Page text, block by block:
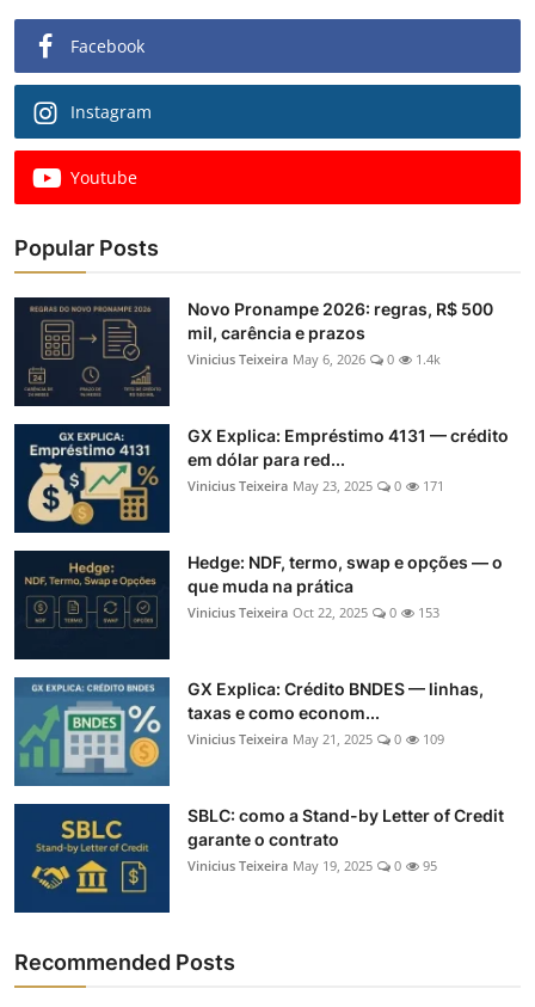
Facebook
Instagram
Youtube
Popular Posts
Novo Pronampe 2026: regras, R$ 500
mil, carência e prazos
Vinicius Teixeira May 6, 2026 0 1.4k
GX Explica: Empréstimo 4131 — crédito
em dólar para red...
Vinicius Teixeira May 23, 2025 0 171
Hedge: NDF, termo, swap e opções — o
que muda na prática
Vinicius Teixeira Oct 22, 2025 0 153
GX Explica: Crédito BNDES — linhas,
taxas e como econom...
Vinicius Teixeira May 21, 2025 0 109
SBLC: como a Stand-by Letter of Credit
garante o contrato
Vinicius Teixeira May 19, 2025 0 95
Recommended Posts